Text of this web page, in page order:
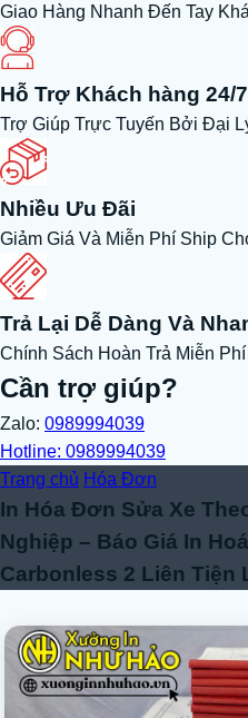
Giao Hàng Nhanh Đến Tay
Hỗ Trợ Khách hàng 24/7
Trợ Giúp Trực Tuyến Bởi Đại
Nhiều Ưu Đãi
Giảm Giá Và Miễn Phí Ship
Trả Lại Dễ Dàng Và
Chính Sách Hoàn Trả Miễn
Cần trợ giúp?
Zalo: 0989994039
Hotline: 0989994039
Trang chủ Hóa Đơn
In Hóa Đơn Sửa Xe
Nghiệp – Báo Giá In
Carbonless 2 Liên Tiện